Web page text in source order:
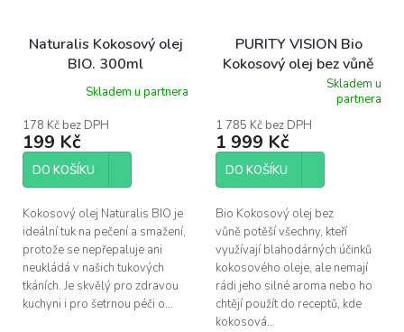
Naturalis Kokosový olej
BIO. 300ml
Skladem u partnera
178 Kč bez DPH
199 Kč
DO KOŠÍKU
Kokosový olej Naturalis BIO je
ideální tuk na pečení a smažení,
protože se nepřepaluje ani
neukládá v našich tukových
tkáních. Je skvělý pro zdravou
kuchyni i pro šetrnou péči o...
PURITY VISION Bio
Kokosový olej bez vůně
produktu
je
5,0
5
Skladem u
partnera
1 785 Kč bez DPH
1 999 Kč
DO KOŠÍKU
Bio Kokosový olej bez
vůně potěší všechny, kteří
využívají blahodárných účinků
kokosového oleje, ale nemají
rádi jeho silné aroma nebo ho
chtějí použít do receptů, kde
kokosová...